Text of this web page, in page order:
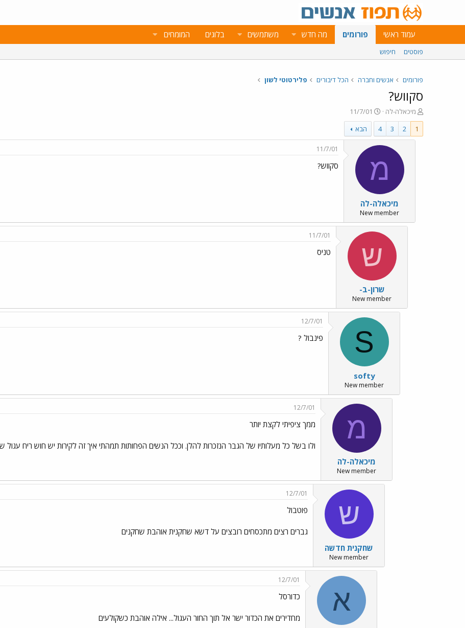
עמוד ראשי פורומים מה חדש משתמשים בלוגים המומחים
פוסטים חיפוש
פורומים אנשים וחברה הכל דיבורים פלירטוטי לשון
סקווש?
פ
ו
ת
ח
מיכאלה-לה
פ
ס
ם
ת
א
י
ך
11/7/01
1
2
3
4 הבא
מ
מיכאלה-לה
New member
11/7/01
סקווש?
ש
שרון-ב-
New member
11/7/01
טניס
S
softy
New member
12/7/01
פינבול ?
מ
מיכאלה-לה
New member
12/7/01
ממך ציפיתי לקצת יותר
ולו בשל כל מעלותיו של הגבר הנזכרות להלן. וככל הנשים הפחותות תמהתי איך זה לקירות יש חוש ריח עגול
ש
שחקנית חדשה
New member
12/7/01
פוטבול
גברים רצים מתכסחים רובצים על דשא שחקנית אוהבת שחקנים
א
12/7/01
כדורסל
מחדירים את הכדור ישר אל תוך החור העגול... אילה אוהבת כשקולעים